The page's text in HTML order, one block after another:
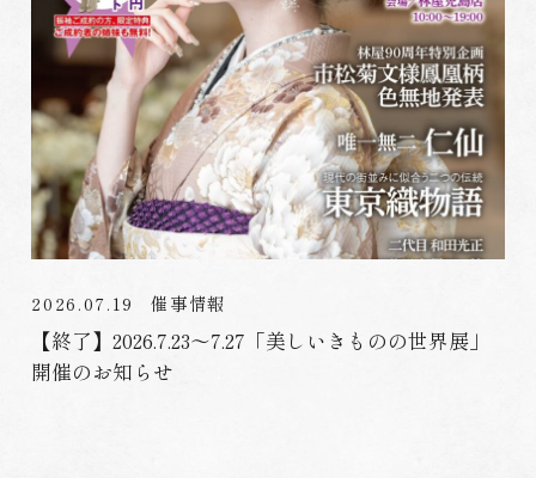
2026.07.19 催事情報
【終了】2026.7.23～7.27「美しいきものの世界展」
開催のお知らせ